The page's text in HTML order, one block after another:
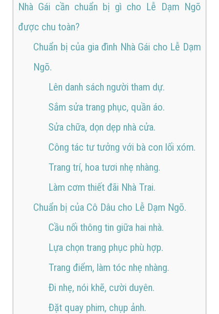
Nhà Gái cần chuẩn bị gì cho Lễ Dạm Ngõ
được chu toàn?
Chuẩn bị của gia đình Nhà Gái cho Lễ Dạm
Ngõ.
Lên danh sách người tham dự.
Sắm sửa trang phục, quần áo.
Sửa chữa, dọn dẹp nhà cửa.
Công tác tư tưởng với bà con lối xóm.
Trang trí, hoa tươi nhẹ nhàng.
Làm cơm thiết đãi Nhà Trai.
Chuẩn bị của Cô Dâu cho Lễ Dạm Ngõ.
Cầu nối thông tin giữa hai nhà.
Lựa chọn trang phục phù hợp.
Trang điểm, làm tóc nhẹ nhàng.
Đi nhẹ, nói khẽ, cười duyên.
Đặt quay phim, chụp ảnh.